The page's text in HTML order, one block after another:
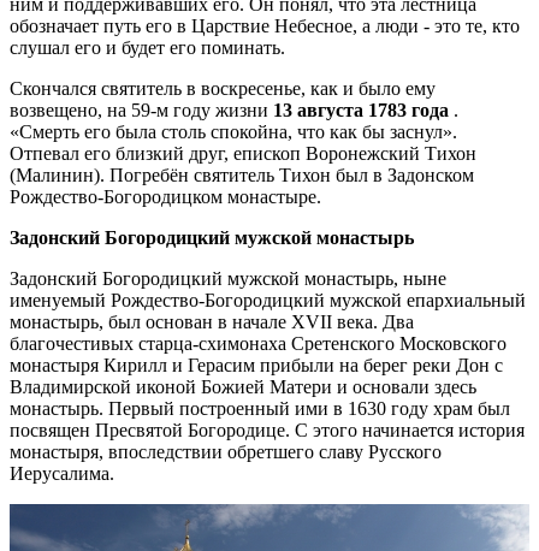
обозначает путь его в Царствие Небесное, а люди - это те, кто
слушал его и будет его поминать.
Скончался святитель в воскресенье, как и было ему
возвещено, на 59-м году жизни 13 августа 1783 года .
«Смерть его была столь спокойна, что как бы заснул».
Отпевал его близкий друг, епископ Воронежский Тихон
(Малинин). Погребён святитель Тихон был в Задонском
Рождество-Богородицком монастыре.
Задонский Богородицкий мужской монастырь
Задонский Богородицкий мужской монастырь, ныне
именуемый Рождество-Богородицкий мужской епархиальный
монастырь, был основан в начале XVII века. Два
благочестивых старца-схимонаха Сретенского Московского
монастыря Кирилл и Герасим прибыли на берег реки Дон с
Владимирской иконой Божией Матери и основали здесь
монастырь. Первый построенный ими в 1630 году храм был
посвящен Пресвятой Богородице. С этого начинается история
монастыря, впоследствии обретшего славу Русского
Иерусалима.